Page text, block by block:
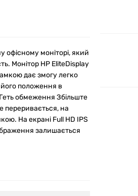
офісному моніторі, який
Монітор HP EliteDisplay
дає змогу легко
його положення в
обмеження Збільште
переривається, на
На екрані Full HD IPS
залишається